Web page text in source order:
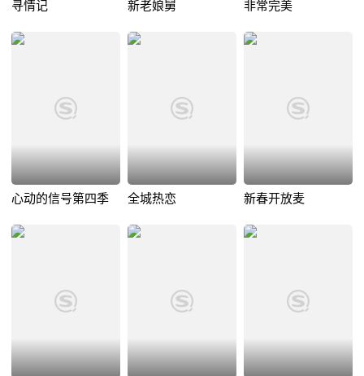
寻情记 新老娘舅 非常完美
心动的信号第四季 全城热恋 新春开放麦